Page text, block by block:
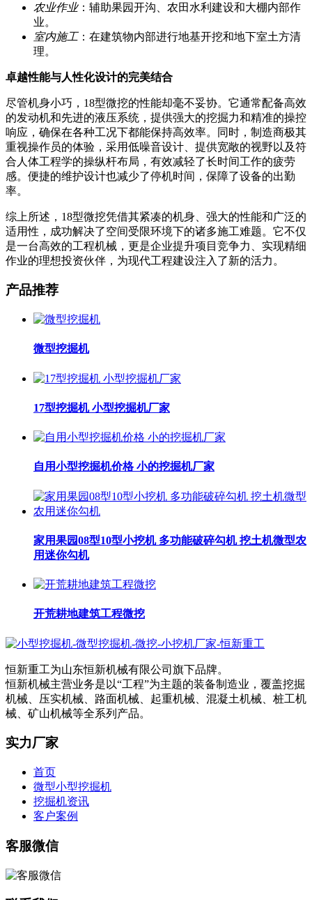
农业作业：辅助果园开沟、农田水利建设和大棚内部作
业。
室内施工：在建筑物内部进行地基开挖和地下室土方清
理。
卓越性能与人性化设计的完美结合
尽管机身小巧，18型微挖的性能却毫不妥协。它通常配备高效
的发动机和先进的液压系统，提供强大的挖掘力和精准的操控
响应，确保在各种工况下都能保持高效率。同时，制造商极其
重视操作员的体验，采用低噪音设计、提供宽敞的视野以及符
合人体工程学的操纵杆布局，有效减轻了长时间工作的疲劳
感。便捷的维护设计也减少了停机时间，保障了设备的出勤
率。
综上所述，18型微挖凭借其紧凑的机身、强大的性能和广泛的
适用性，成功解决了空间受限环境下的诸多施工难题。它不仅
是一台高效的工程机械，更是企业提升项目竞争力、实现精细
作业的理想投资伙伴，为现代工程建设注入了新的活力。
产品推荐
微型挖掘机
17型挖掘机 小型挖掘机厂家
自用小型挖掘机价格 小的挖掘机厂家
家用果园08型10型小挖机 多功能破碎勾机 挖土机微型农
用迷你勾机
开荒耕地建筑工程微挖
恒新重工为山东恒新机械有限公司旗下品牌。
恒新机械主营业务是以“工程”为主题的装备制造业，覆盖挖掘
机械、压实机械、路面机械、起重机械、混凝土机械、桩工机
械、矿山机械等全系列产品。
实力厂家
首页
微型小型挖掘机
挖掘机资讯
客户案例
客服微信